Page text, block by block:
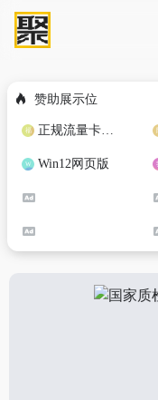
赞助展示位
正规流量卡免费加盟合作
Win12网页版